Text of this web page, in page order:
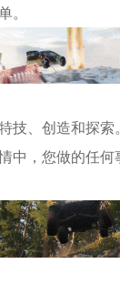
。
技、创造和探索。
中，您做的任何